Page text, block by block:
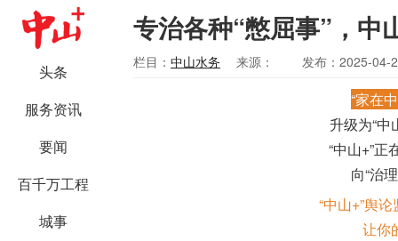
头条
服务资讯
要闻
百千万工程
城事
专治各种“憋屈事”，中
栏目： 中山水务 来源： 发布：2025-04-
“家在
升级为“中
“中山+”正
向“治
“中山+”舆
让你